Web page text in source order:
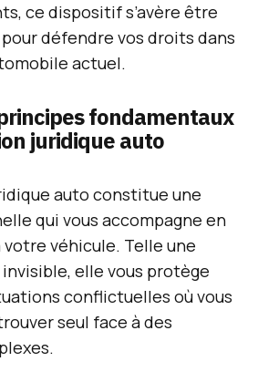
ce dispositif s’avère être
défendre vos droits dans
actuel.
fondamentaux
juridique auto
auto constitue une
qui vous accompagne en
véhicule. Telle une
elle vous protège
conflictuelles où vous
seul face à des